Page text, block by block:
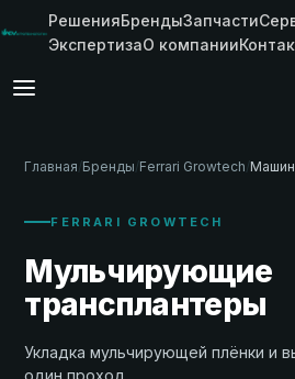
РешенияБрендыЗапчасти
ЭкспертизаО компании
Главная/Бренды/Ferrari Growtech/
FERRARI GROWTECH
Мульчирующие
трансплантеры
Укладка мульчирующей плёнки и